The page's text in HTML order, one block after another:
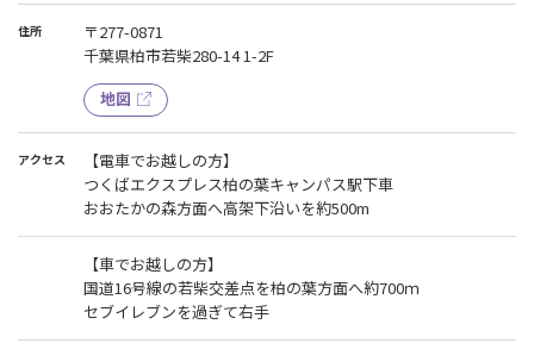
住所
〒277-0871
千葉県柏市若柴280-14 1-2F
地図
アクセス
【電車でお越しの方】
つくばエクスプレス柏の葉キャンパス駅下車
おおたかの森方面へ高架下沿いを約500m
【車でお越しの方】
国道16号線の若柴交差点を柏の葉方面へ約700ｍ
セブイレブンを過ぎて右手